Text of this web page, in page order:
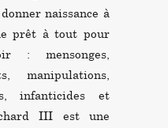
naissance à
prêt à tout pour
: mensonges,
manipulations,
infanticides et
III est une